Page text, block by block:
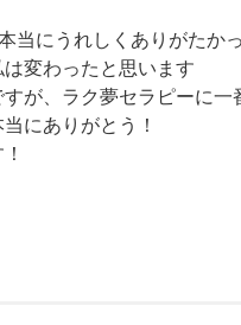
当にうれしくありがたか
変わったと思います
が、ラク夢セラピーに
にありがとう！